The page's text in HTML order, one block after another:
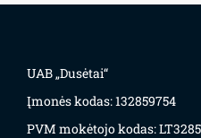
UAB „Dusėtai“
Įmonės kodas: 132859754
PVM mokėtojo kodas: